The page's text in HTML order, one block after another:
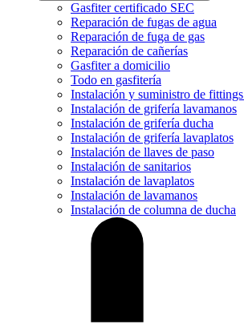
Gasfiter certificado SEC
Reparación de fugas de agua
Reparación de fuga de gas
Reparación de cañerías
Gasfiter a domicilio
Todo en gasfitería
Instalación y suministro de
Instalación de grifería lavamanos
Instalación de grifería ducha
Instalación de grifería lavaplatos
Instalación de llaves de paso
Instalación de sanitarios
Instalación de lavaplatos
Instalación de lavamanos
Instalación de columna de ducha